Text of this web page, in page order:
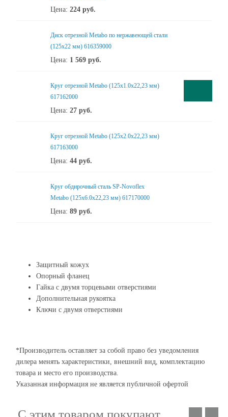
Цена: 224 руб.
Диск отрезной Metabo по нержавеющей стали
(125x22 мм) 616359000
Цена: 1 569 руб.
Круг отрезной Metabo (125x1.0x22,23 мм)
617162000
Цена: 27 руб.
Круг отрезной Metabo (125x2.0x22,23 мм)
617163000
Цена: 44 руб.
Круг обдирочный сталь SP-Novoflex
Metabo (125x6.0x22,23 мм) 617170000
Цена: 89 руб.
Защитный кожух
Опорный фланец
Гайка с двумя торцевыми отверстиями
Дополнительная рукоятка
Ключи с двумя отверстиями
*Производитель оставляет за собой право без уведомления
дилера менять характеристики, внешний вид, комплектацию
товара и место его производства.
Указанная информация не является публичной офертой
С этим товаром покупают